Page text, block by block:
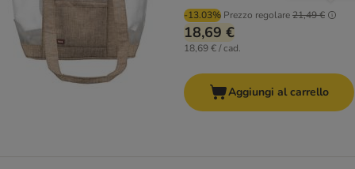
-13.03% Prezzo regolare21,49 €
18,69 €
18,69 € / cad.
Aggiungi al carrello